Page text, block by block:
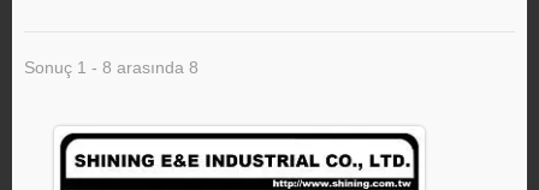
Sonuç 1 - 8 arasında 8